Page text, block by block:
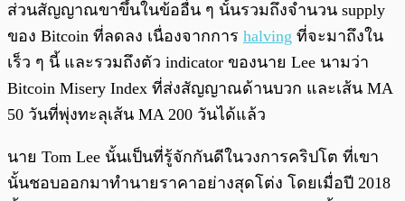
ส่วนสัญญาณขาขึ้นในข้ออื่น ๆ นั้นรวมถึงจำนวน supply
ของ Bitcoin ที่ลดลง เนื่องจากการ halving ที่จะมาถึงใน
เร็ว ๆ นี้ และรวมถึงตัว indicator ของนาย Lee นามว่า
Bitcoin Misery Index ที่ส่งสัญญาณด้านบวก และเส้น MA
50 วันที่พุ่งทะลุเส้น MA 200 วันได้แล้ว
นาย Tom Lee นั้นเป็นที่รู้จักกันดีในวงการคริปโต ที่เขา
นั้นชอบออกมาทำนายราคาอย่างสุดโต่ง โดยเมื่อปี 2018